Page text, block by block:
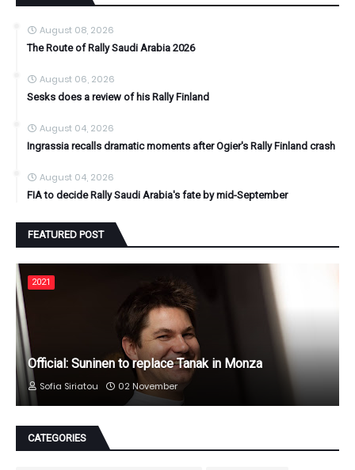
August 08, 2026
The Route of Rally Saudi Arabia 2026
August 06, 2026
Sesks does a review of his Rally Finland
August 04, 2026
Ingrassia recalls dramatic moments after Ogier's Rally Finland crash
August 04, 2026
FIA to decide Rally Saudi Arabia's fate by mid-September
FEATURED POST
2021
Official: Suninen to replace Tanak in Monza
Sofia Siriatou 02 November
CATEGORIES